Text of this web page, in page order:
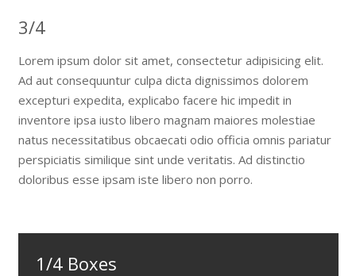
3/4
Lorem ipsum dolor sit amet, consectetur adipisicing elit.
Ad aut consequuntur culpa dicta dignissimos dolorem
excepturi expedita, explicabo facere hic impedit in
inventore ipsa iusto libero magnam maiores molestiae
natus necessitatibus obcaecati odio officia omnis pariatur
perspiciatis similique sint unde veritatis. Ad distinctio
doloribus esse ipsam iste libero non porro.
1/4 Boxes